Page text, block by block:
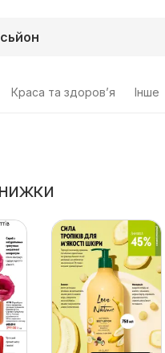
Краса та здоров’я Інше